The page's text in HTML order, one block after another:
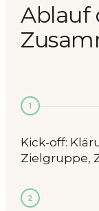
Ablauf
1
Kick-off:
Zielgruppe,
2